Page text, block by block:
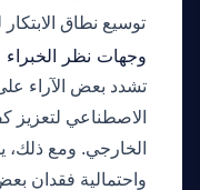
توسيع نطاق
وجهات نظر الخبراء
تشدد بعض الآراء على
الاصطناعي لتعزيز
الخارجي. ومع ذلك،
واحتمالية فقدان